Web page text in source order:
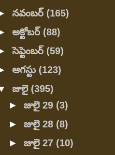
నవంబర్ (165)
అక్టోబర్ (88)
సెప్టెంబర్ (59)
ఆగస్టు (123)
జులై (395)
► జులై 29 (3)
► జులై 28 (8)
► జులై 27 (10)